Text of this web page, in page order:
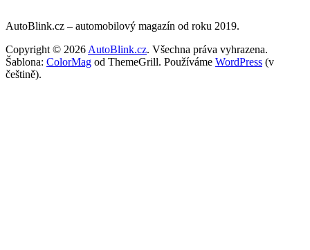
AutoBlink.cz – automobilový magazín od roku 2019.
Copyright © 2026 AutoBlink.cz. Všechna práva vyhrazena.
Šablona: ColorMag od ThemeGrill. Používáme WordPress (v
češtině).